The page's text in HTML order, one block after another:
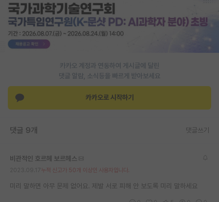
카카오 계정과 연동하여 게시글에 달린
댓글 알람, 소식등을 빠르게 받아보세요
카카오로 시작하기
댓글 9개 댓글쓰기
비관적인 호르헤 보르헤스
누적 신고가 50개 이상인 사용자입니다.
미리 말하면 아무 문제 없어요. 제발 서로 피해 안 보도록 미리 말하세요